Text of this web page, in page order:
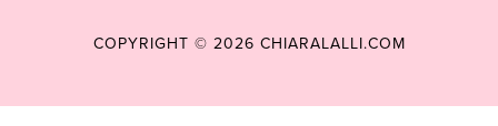
COPYRIGHT © 2026 CHIARALALLI.COM